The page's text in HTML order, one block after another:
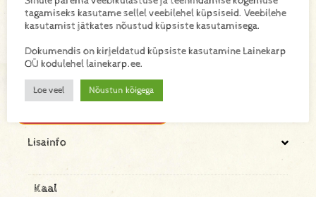
suurepäraselt kingituste, lillede, käsitöötoodete ja
toodete pakkimiseks või dekoratiivseks vooderdamiseks.
24 lehte.
Lisainfo
Kaal
tagamiseks kasutame sellel veebilehel küpsiseid. Veebilehe
kasutamist jätkates nõustud küpsiste kasutamisega.
Dokumendis on kirjeldatud küpsiste kasutamine Lainekarp
OÜ kodulehel lainekarp.ee.
Loe veel Nõustun kõigega